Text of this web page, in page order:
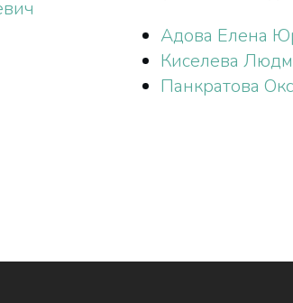
Адова Елена
Киселева
Панкратова